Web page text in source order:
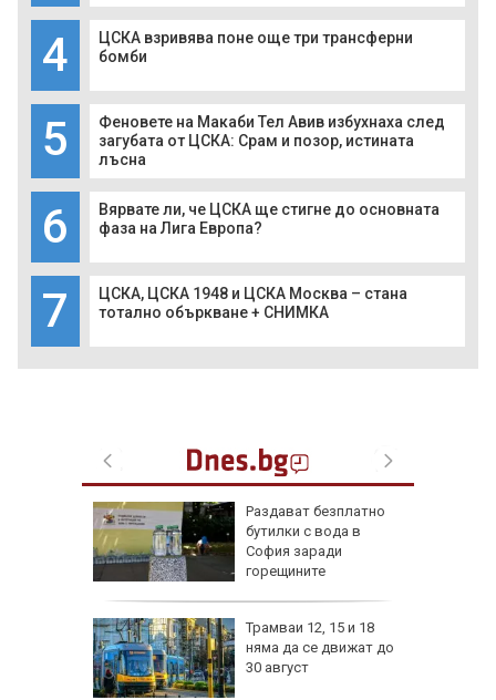
4
ЦСКА взривява поне още три трансферни
бомби
5
Феновете на Макаби Тел Авив избухнаха след
загубата от ЦСКА: Срам и позор, истината
лъсна
6
Вярвате ли, че ЦСКА ще стигне до основната
фаза на Лига Европа?
7
ЦСКА, ЦСКА 1948 и ЦСКА Москва – стана
тотално объркване + СНИМКА
Раздават безплатно
бутилки с вода в
София заради
горещините
Трамваи 12, 15 и 18
няма да се движат до
30 август